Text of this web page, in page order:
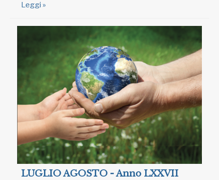
Leggi »
LUGLIO AGOSTO - Anno LXXVII